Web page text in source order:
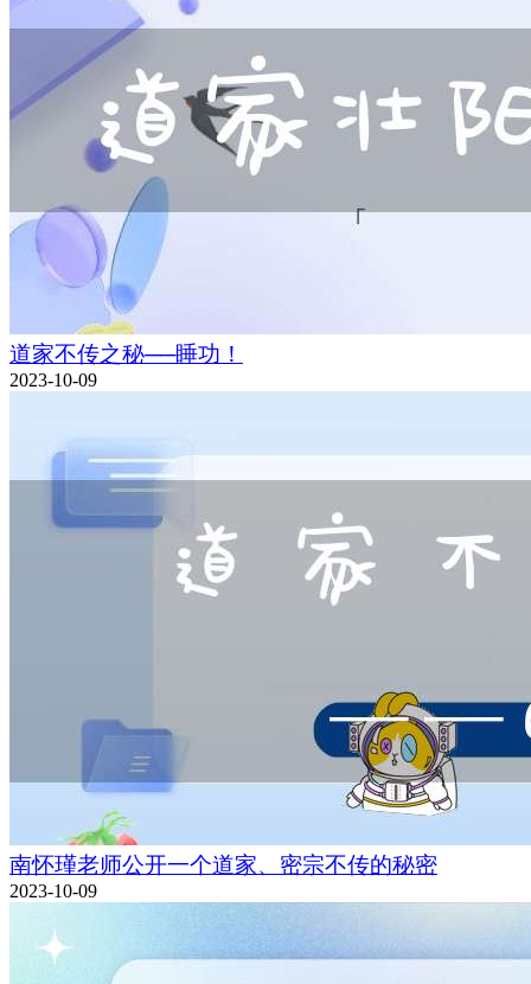
道家不传之秘──睡功！
2023-10-09
南怀瑾老师公开一个道家、密宗不传的秘密
2023-10-09